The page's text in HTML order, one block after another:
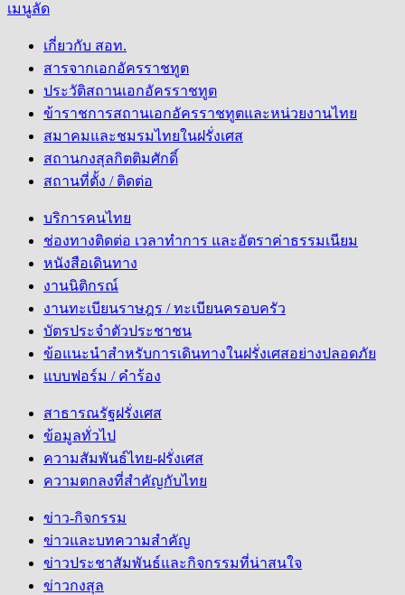
เมนูลัด
เกี่ยวกับ สอท.
สารจากเอกอัครราชทูต
ประวัติสถานเอกอัครราชทูต
ข้าราชการสถานเอกอัครราชทูตและหน่วยงานไทย
สมาคมและชมรมไทยในฝรั่งเศส
สถานกงสุลกิตติมศักดิ์
สถานที่ตั้ง / ติดต่อ
บริการคนไทย
ช่องทางติดต่อ เวลาทำการ และอัตราค่าธรรมเนียม
หนังสือเดินทาง
งานนิติกรณ์
งานทะเบียนราษฎร / ทะเบียนครอบครัว
บัตรประจำตัวประชาชน
ข้อแนะนำสำหรับการเดินทางในฝรั่งเศสอย่างปลอดภัย
แบบฟอร์ม / คำร้อง
สาธารณรัฐฝรั่งเศส
ข้อมูลทั่วไป
ความสัมพันธ์ไทย-ฝรั่งเศส
ความตกลงที่สำคัญกับไทย
ข่าว-กิจกรรม
ข่าวและบทความสำคัญ
ข่าวประชาสัมพันธ์และกิจกรรมที่น่าสนใจ
ข่าวกงสุล